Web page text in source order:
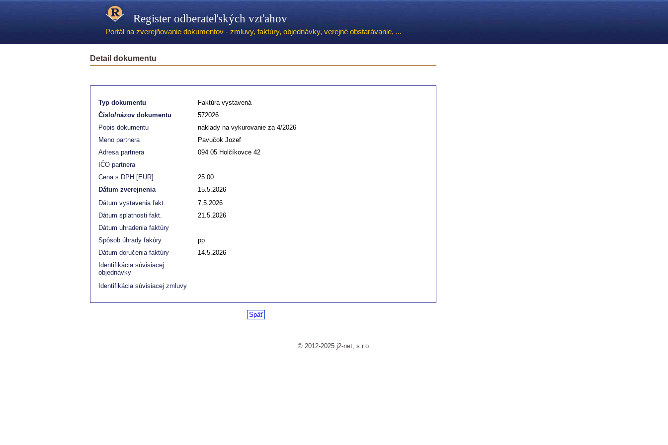
Register odberateľských vzťahov
Portál na zverejňovanie dokumentov - zmluvy, faktúry, objednávky, verejné obstarávanie, ...
Detail dokumentu
Typ dokumentu
Faktúra vystavená
Číslo/názov dokumentu
572026
Popis dokumentu
náklady na vykurovanie za 4/2026
Meno partnera
Pavučok Jozef
Adresa partnera
094 05 Holčíkovce 42
IČO partnera
Cena s DPH [EUR]
25.00
Dátum zverejnenia
15.5.2026
Dátum vystavenia fakt.
7.5.2026
Dátum splatnosti fakt.
21.5.2026
Dátum uhradenia faktúry
Spôsob úhrady fakúry
pp
Dátum doručenia faktúry
14.5.2026
Identifikácia súvisiacej
objednávky
Identifikácia súvisiacej zmluvy
Späť
© 2012-2025 j2-net, s.r.o.